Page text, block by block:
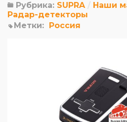
Рубрика: SUPRA
Наши
Радар-детекторы
Метки: Россия